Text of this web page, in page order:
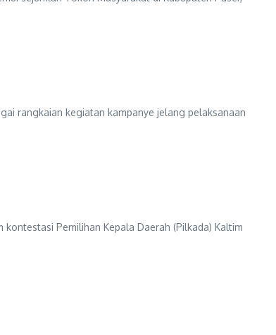
rangkaian kegiatan kampanye jelang pelaksanaan
kontestasi Pemilihan Kepala Daerah (Pilkada) Kaltim